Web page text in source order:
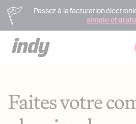
Passez à la facturation
simple et
Faites votre